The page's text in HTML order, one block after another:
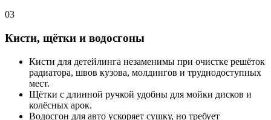
03
Кисти, щётки и водосгоны
Кисти для детейлинга незаменимы при очистке решёток
радиатора, швов кузова, молдингов и труднодоступных
мест.
Щётки с длинной ручкой удобны для мойки дисков и
колёсных арок.
Водосгон для авто ускоряет сушку, но требует